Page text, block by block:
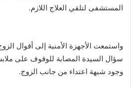
المستشفى لتلقي العلاج اللازم.
واستمعت الأجهزة الأمنية إلى أقوال
سؤال السيدة المصابة للوقوف على
وجود شبهة اعتداء من جانب الزوج.